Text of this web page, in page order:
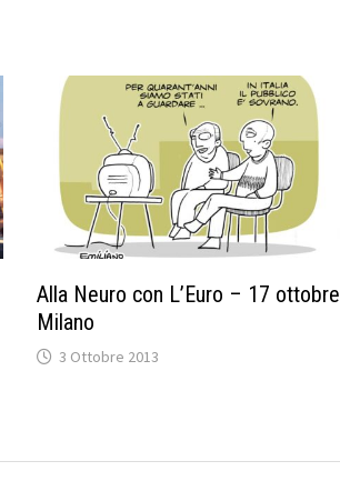
Alla Neuro con L’Euro – 17 ottobre
Milano
3 Ottobre 2013